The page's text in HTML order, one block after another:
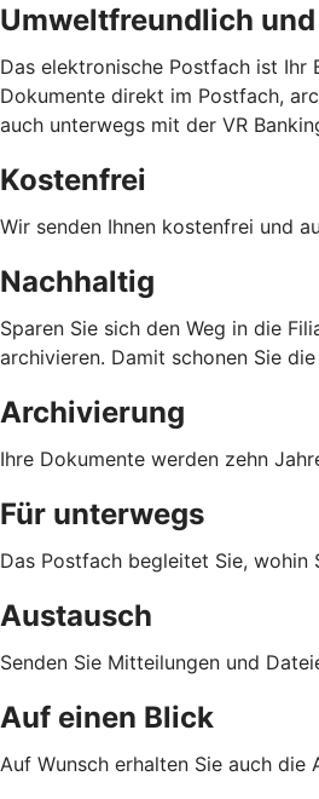
Umweltfreundlich
Das elektronische Postfach ist Ihr
Dokumente direkt im Postfach,
auch unterwegs mit der VR
Kostenfrei
Wir senden Ihnen kostenfrei und
Nachhaltig
Sparen Sie sich den Weg in die
archivieren. Damit schonen Sie
Archivierung
Ihre Dokumente werden zehn
Für unterwegs
Das Postfach begleitet Sie, wohin
Austausch
Senden Sie Mitteilungen und
Auf einen Blick
Auf Wunsch erhalten Sie auch die